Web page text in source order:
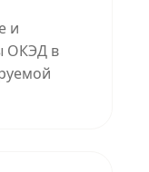
и
ОКЭД в